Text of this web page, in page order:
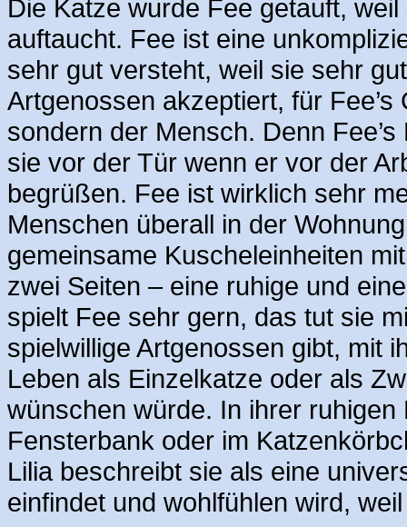
Die Katze wurde Fee getauft,
auftaucht. Fee ist eine
sehr gut versteht, weil sie sehr
Artgenossen akzeptiert, für
sondern der Mensch. Denn
sie vor der Tür wenn er vor der
begrüßen. Fee ist wirklich sehr
Menschen überall in der
gemeinsame Kuscheleinheiten
zwei Seiten – eine ruhige und
spielt Fee sehr gern, das tut sie
spielwillige Artgenossen gibt, mit
Leben als Einzelkatze oder als
wünschen würde. In ihrer
Fensterbank oder im
Lilia beschreibt sie als eine
einfindet und wohlfühlen wird,